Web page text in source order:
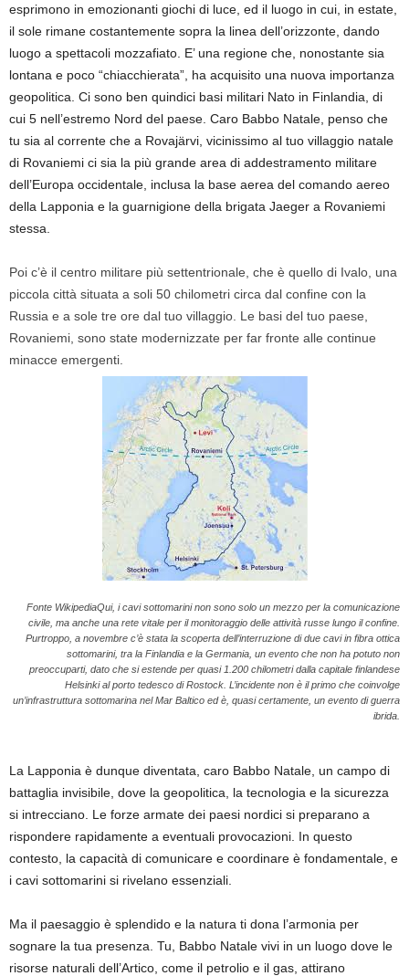
esprimono in emozionanti giochi di luce, ed il luogo in cui, in estate,
il sole rimane costantemente sopra la linea dell’orizzonte, dando
luogo a spettacoli mozzafiato. E’ una regione che, nonostante sia
lontana e poco “chiacchierata”, ha acquisito una nuova importanza
geopolitica. Ci sono ben quindici basi militari Nato in Finlandia, di
cui 5 nell’estremo Nord del paese. Caro Babbo Natale, penso che
tu sia al corrente che a Rovajärvi, vicinissimo al tuo villaggio natale
di Rovaniemi ci sia la più grande area di addestramento militare
dell’Europa occidentale, inclusa la base aerea del comando aereo
della Lapponia e la guarnigione della brigata Jaeger a Rovaniemi
stessa.
Poi c’è il centro militare più settentrionale, che è quello di Ivalo, una
piccola città situata a soli 50 chilometri circa dal confine con la
Russia e a sole tre ore dal tuo villaggio. Le basi del tuo paese,
Rovaniemi, sono state modernizzate per far fronte alle continue
minacce emergenti.
Fonte WikipediaQui, i cavi sottomarini non sono solo un mezzo per la comunicazione
civile, ma anche una rete vitale per il monitoraggio delle attività russe lungo il confine.
Purtroppo, a novembre c’è stata la scoperta dell’interruzione di due cavi in fibra ottica
sottomarini, tra la Finlandia e la Germania, un evento che non ha potuto non
preoccuparti, dato che si estende per quasi 1.200 chilometri dalla capitale finlandese
Helsinki al porto tedesco di Rostock. L’incidente non è il primo che coinvolge
un’infrastruttura sottomarina nel Mar Baltico ed è, quasi certamente, un evento di guerra
ibrida.
La Lapponia è dunque diventata, caro Babbo Natale, un campo di
battaglia invisibile, dove la geopolitica, la tecnologia e la sicurezza
si intrecciano. Le forze armate dei paesi nordici si preparano a
rispondere rapidamente a eventuali provocazioni. In questo
contesto, la capacità di comunicare e coordinare è fondamentale, e
i cavi sottomarini si rivelano essenziali.
Ma il paesaggio è splendido e la natura ti dona l’armonia per
sognare la tua presenza. Tu, Babbo Natale vivi in un luogo dove le
risorse naturali dell’Artico, come il petrolio e il gas, attirano